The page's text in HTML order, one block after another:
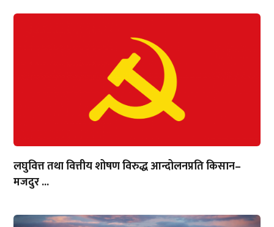
लघुवित्त तथा वित्तीय शोषण विरुद्ध आन्दोलनप्रति किसान–
मजदुर ...